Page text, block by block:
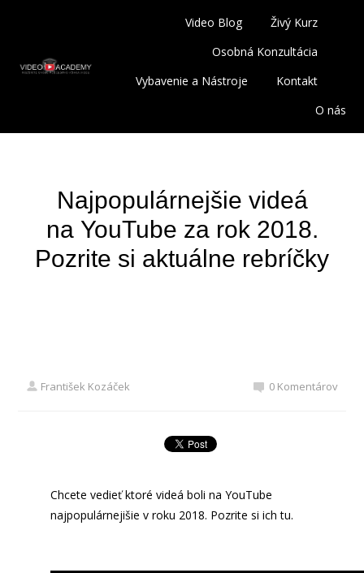
Video Blog
Živý Kurz
Osobná Konzultácia
Vybavenie a Nástroje
Kontakt
O nás
Najpopulárnejšie videá
na YouTube za rok 2018.
Pozrite si aktuálne rebríčky
František Kozáček 0 Komentárov
Chcete vedieť ktoré videá boli na YouTube
najpopulárnejišie v roku 2018. Pozrite si ich tu.